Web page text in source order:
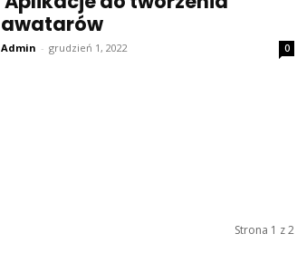
awatarów
Admin - grudzień 1, 2022 0
Strona 1 z 2